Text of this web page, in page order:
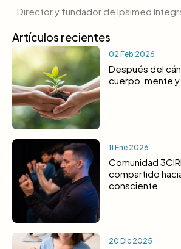
Director y fundador de Ipsimed
Artículos recientes
02 Feb 2026
Después del
cuerpo, mente
11 Ene 2026
Comunidad
compartido
consciente
20 Dic 2025